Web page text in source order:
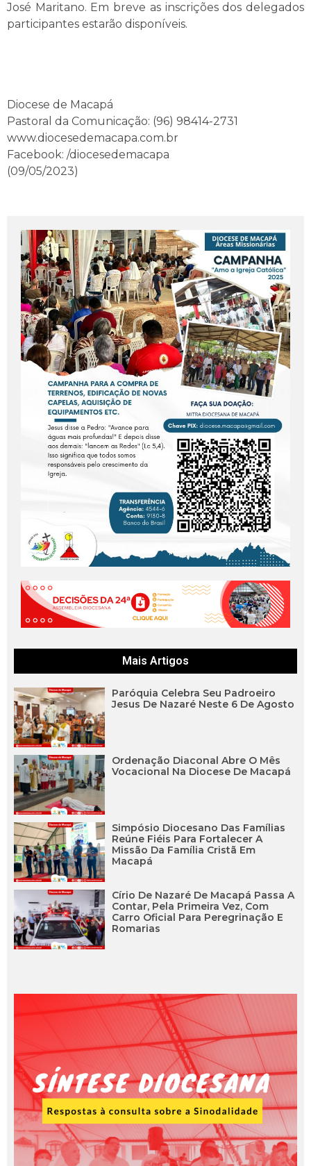
José Maritano. Em breve as inscrições dos delegados
participantes estarão disponíveis.
Diocese de Macapá
Pastoral da Comunicação: (96) 98414-2731
www.diocesedemacapa.com.br
Facebook: /diocesedemacapa
(09/05/2023)
Mais Artigos
Paróquia Celebra Seu Padroeiro
Jesus De Nazaré Neste 6 De Agosto
Ordenação Diaconal Abre O Mês
Vocacional Na Diocese De Macapá
Simpósio Diocesano Das Famílias
Reúne Fiéis Para Fortalecer A
Missão Da Família Cristã Em
Macapá
Círio De Nazaré De Macapá Passa A
Contar, Pela Primeira Vez, Com
Carro Oficial Para Peregrinação E
Romarias